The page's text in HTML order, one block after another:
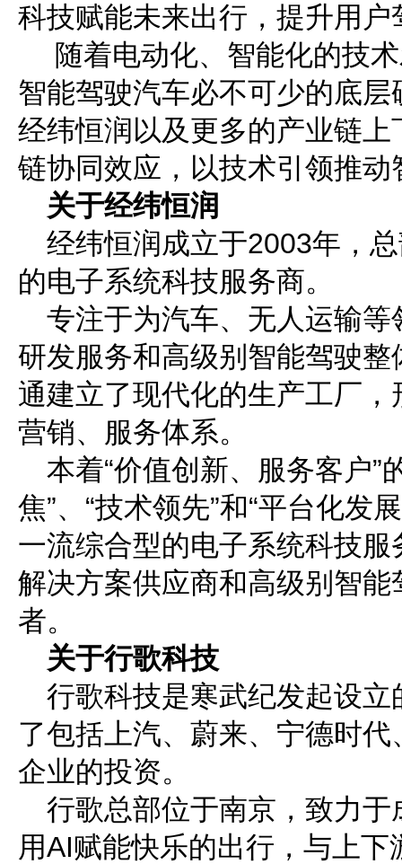
科技赋能未来出行，提升用户
随着电动化、智能化的技
智能驾驶汽车必不可少的底
经纬恒润以及更多的产业链
链协同效应，以技术引领推
关于经纬恒润
经纬恒润成立于2003年，
的电子系统科技服务商。
专注于为汽车、无人运输
研发服务和高级别智能驾驶
通建立了现代化的生产工厂
营销、服务体系。
本着“价值创新、服务客户”
焦”、“技术领先”和“平台化发
一流综合型的电子系统科技
解决方案供应商和高级别智
者。
关于行歌科技
行歌科技是寒武纪发起设
了包括上汽、蔚来、宁德时
企业的投资。
行歌总部位于南京，致力
用AI赋能快乐的出行，与上